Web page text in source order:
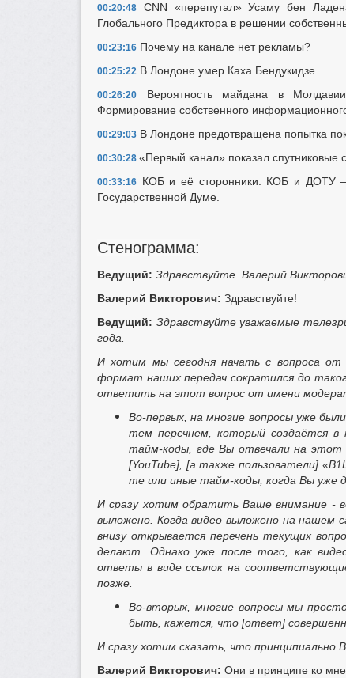
00:20:48 CNN «перепутал» Усаму бен
Глобального Предиктора в решении
00:23:16 Почему на канале нет рекламы?
00:25:22 В Лондоне умер Каха Бендукидзе.
00:26:20 Вероятность майдана в
Формирование собственного
00:29:03 В Лондоне предотвращена попытка
00:30:28 «Первый канал» показал спутниковые
00:33:16 КОБ и её сторонники. КОБ и ДОТУ
Государственной Думе.
Стенограмма:
Ведущий: Здравствуйте. Валерий
Валерий Викторович: Здравствуйте!
Ведущий: Здравствуйте уважаемые
года.
И хотим мы сегодня начать с вопроса от
формат наших передач сократился до
ответить на этот вопрос от имени
Во-первых, на многие вопросы уже
тем перечнем, который создаётся
тайм-коды, где Вы отвечали на этот
[YouTube], [а также пользователи]
те или иные тайм-коды, когда Вы уже
И сразу хотим обратить Ваше внимание -
выложено. Когда видео выложено на
внизу открывается перечень текущих
делают. Однако уже после того, как
ответы в виде ссылок на
позже.
Во-вторых, многие вопросы мы
быть, кажется, что [ответ]
И сразу хотим сказать, что
Валерий Викторович: Они в принципе ко